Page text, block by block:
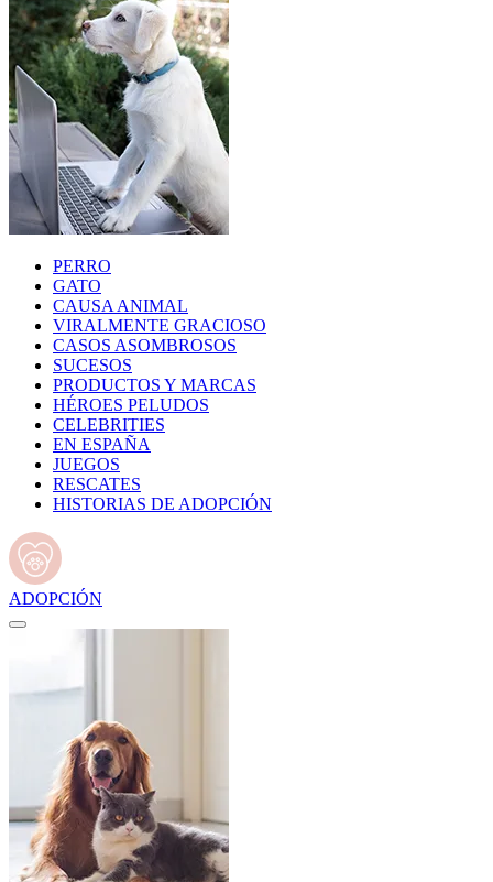
PERRO
GATO
CAUSA ANIMAL
VIRALMENTE GRACIOSO
CASOS ASOMBROSOS
SUCESOS
PRODUCTOS Y MARCAS
HÉROES PELUDOS
CELEBRITIES
EN ESPAÑA
JUEGOS
RESCATES
HISTORIAS DE ADOPCIÓN
ADOPCIÓN